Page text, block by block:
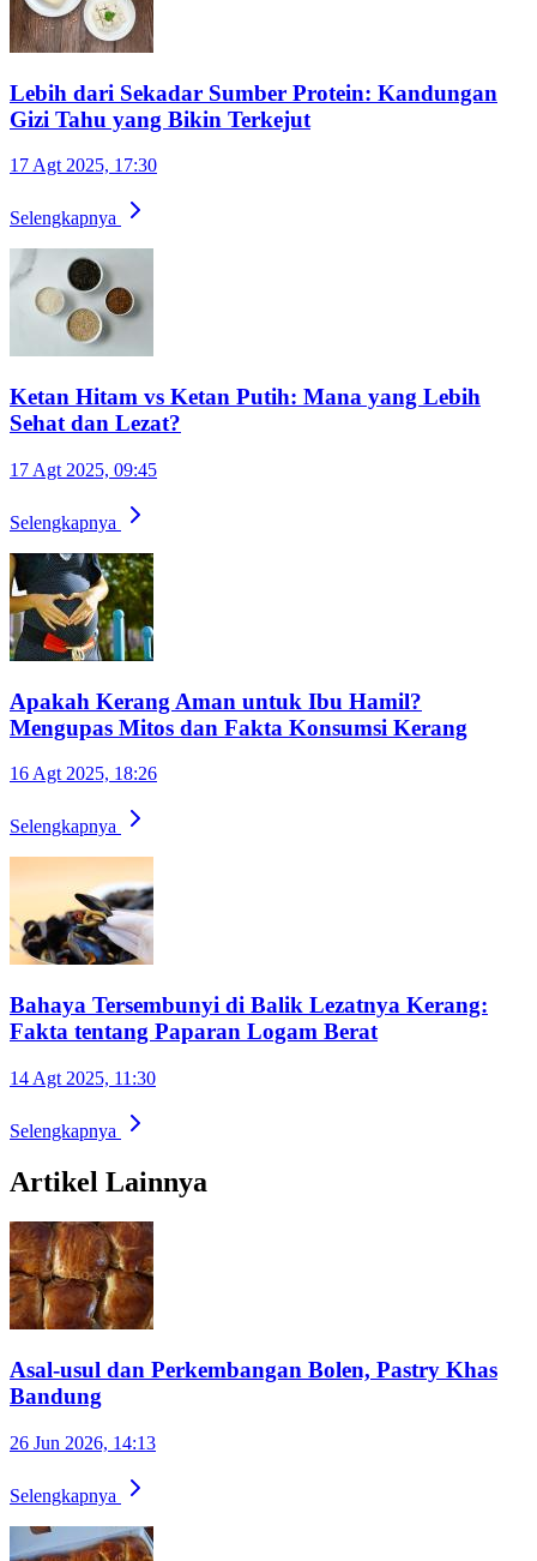
Lebih dari Sekadar Sumber Protein: Kandungan
Gizi Tahu yang Bikin Terkejut
17 Agt 2025, 17:30
Selengkapnya
Ketan Hitam vs Ketan Putih: Mana yang Lebih
Sehat dan Lezat?
17 Agt 2025, 09:45
Selengkapnya
Apakah Kerang Aman untuk Ibu Hamil?
Mengupas Mitos dan Fakta Konsumsi Kerang
16 Agt 2025, 18:26
Selengkapnya
Bahaya Tersembunyi di Balik Lezatnya Kerang:
Fakta tentang Paparan Logam Berat
14 Agt 2025, 11:30
Selengkapnya
Artikel Lainnya
Asal-usul dan Perkembangan Bolen, Pastry Khas
Bandung
26 Jun 2026, 14:13
Selengkapnya